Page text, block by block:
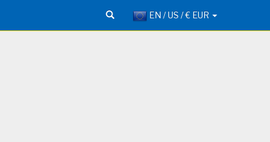
EN / US / € EUR